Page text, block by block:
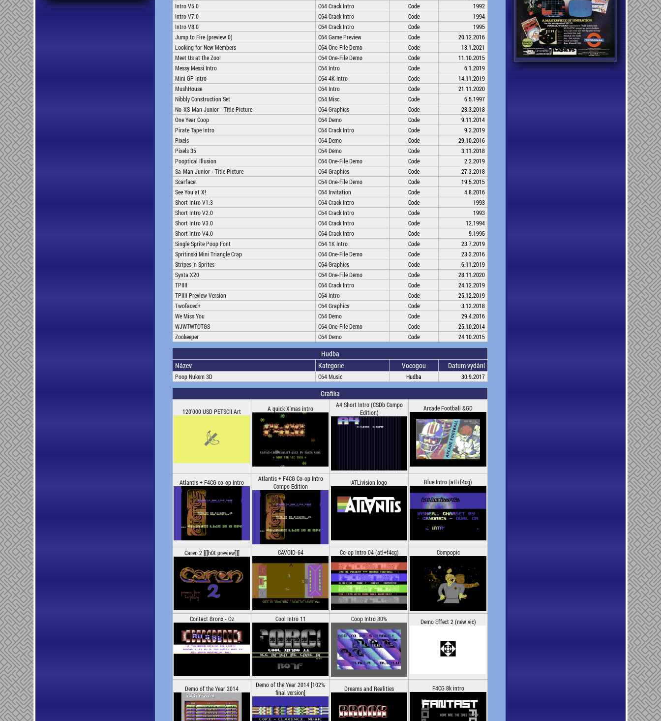
Intro V5.0
C64 Crack Intro Code
1992
Intro V7.0
C64 Crack Intro Code
1994
Intro V8.0
C64 Crack Intro Code
1995
Jump to Fire (preview 0)
C64 Game Preview Code
20.12.2016
Looking for New Members
C64 One-File Demo Code
13.1.2021
Meet Us at the Zoo!
C64 One-File Demo Code
11.10.2015
Messy Messi Intro
C64 Intro Code
6.1.2019
Mini GP Intro
C64 4K Intro Code
14.11.2019
MushHouse
C64 Intro Code
21.11.2020
Nibbly Construction Set
C64 Misc. Code
6.5.1997
No-XS-Man Junior - Title Picture
C64 Graphics Code
23.3.2018
One Year Coop
C64 Demo Code
9.11.2014
Pirate Tape Intro
C64 Crack Intro Code
9.3.2019
Pixels
C64 Demo Code
29.10.2016
Pixels 35
C64 Demo Code
3.11.2018
Pooptical Illusion
C64 One-File Demo Code
2.2.2019
Sa-Man Junior - Title Picture
C64 Graphics Code
27.3.2018
Scarface!
C64 One-File Demo Code
19.5.2015
See You at X!
C64 Invitation Code
4.8.2016
Short Intro V1.3
C64 Crack Intro Code
1993
Short Intro V2.0
C64 Crack Intro Code
1993
Short Intro V3.0
C64 Crack Intro Code
12.1994
Short Intro V4.0
C64 Crack Intro Code
9.1995
Single Sprite Poop Font
C64 1K Intro Code
23.7.2019
Spritinski Mini Triangle Crap
C64 One-File Demo Code
23.3.2016
Stripes 'n Sprites
C64 Graphics Code
6.11.2019
Synta.X20
C64 One-File Demo Code
28.11.2020
TPIIII
C64 Crack Intro Code
24.12.2019
TPIIII Preview Version
C64 Intro Code
25.12.2019
Twofaced+
C64 Graphics Code
3.12.2018
We Miss You
C64 Demo Code
29.4.2016
WJWTWTOTGS
C64 One-File Demo Code
25.10.2014
Zookeeper
C64 Demo Code 24.10.2015
Hudba
Název
Kategorie Vocogou Datum vydání
Poop Nukem 3D C64 Music Hudba 30.9.2017
Grafika
120'000 USD PETSCII Art A quick X'mas intro
A4 Short Intro (CSDb Compo
Edition)
Arcade Football &GD
Atlantis + F4CG co-op Intro
Atlantis + F4CG Co-op Intro
Compo Edition
ATLivision logo Blue Intro (atl+f4cg)
Caren 2 [[[h0t preview]]] CAVOID-64 Co-op Intro 04 (atl+f4cg) Compopic
Contact Bronx - Oz Cool Intro 11 Coop Intro 80% Demo Effect 2 (new vic)
Demo of the Year 2014
Demo of the Year 2014 [102%
final version]
Dreams and Realities F4CG 8k intro